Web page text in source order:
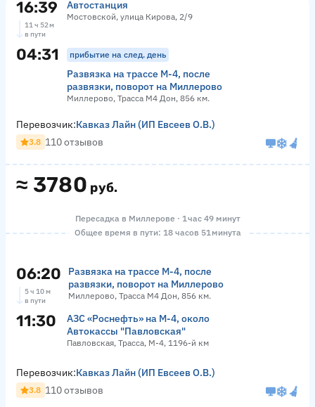
16:39 Автостанция
Мостовской, улица Кирова, 2/9
11 ч 52 м
в пути
04:31 прибытие на след. день
Развязка на трассе М-4, после
развязки, поворот на Миллерово
Миллерово, Трасса М4 Дон, 856 км.
≈ 3780 руб.
Перевозчик:Кавказ Лайн (ИП Евсеев О.В.)
3.8 110 отзывов
Пересадка в Миллерове · 1 час 49 минут
Общее время в пути: 18 часов 51 минута
06:20
Развязка на трассе М-4, после
развязки, поворот на Миллерово
Миллерово, Трасса М4 Дон, 856 км.
5 ч 10 м
в пути
11:30
АЗС «Роснефть» на М-4, около
Автокассы "Павловская"
Павловская, Трасса, М-4, 1196-й км
Перевозчик:Кавказ Лайн (ИП Евсеев О.В.)
3.8 110 отзывов